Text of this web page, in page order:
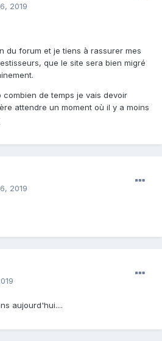
2019
du forum et je tiens à rassurer mes
que le site sera bien migré
combien de temps je vais devoir
attendre un moment où il y a moins
2019
aujourd'hui....